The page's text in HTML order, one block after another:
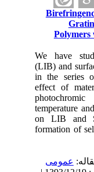
We have
(LIB) and
in the
effect of
temperature
on LIB and
formation of
عمومى